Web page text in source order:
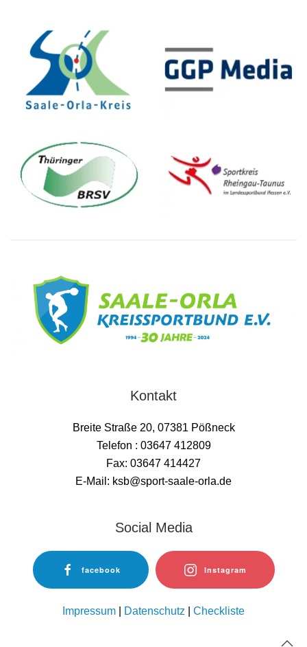
Kontakt
Breite Straße 20, 07381 Pößneck
Telefon : 03647 412809
Fax: 03647 414427
E-Mail: ksb@sport-saale-orla.de
Social Media
facebook Instagram
Impressum Datenschutz Checkliste